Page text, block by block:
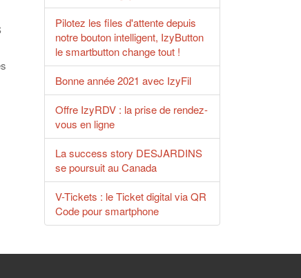
Pilotez les files d'attente depuis
notre bouton intelligent, IzyButton
le smartbutton change tout !
Bonne année 2021 avec IzyFil
Offre IzyRDV : la prise de rendez-
vous en ligne
La success story DESJARDINS
se poursuit au Canada
V-Tickets : le Ticket digital via QR
Code pour smartphone